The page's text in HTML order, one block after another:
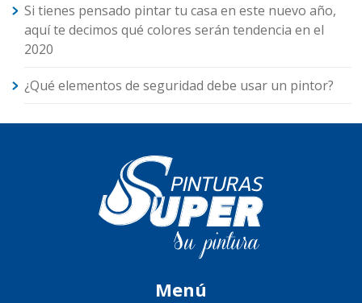
Si tienes pensado pintar tu casa en este nuevo año,
aquí te decimos qué colores serán tendencia en el
2020
¿Qué elementos de seguridad debe usar un pintor?
Menú